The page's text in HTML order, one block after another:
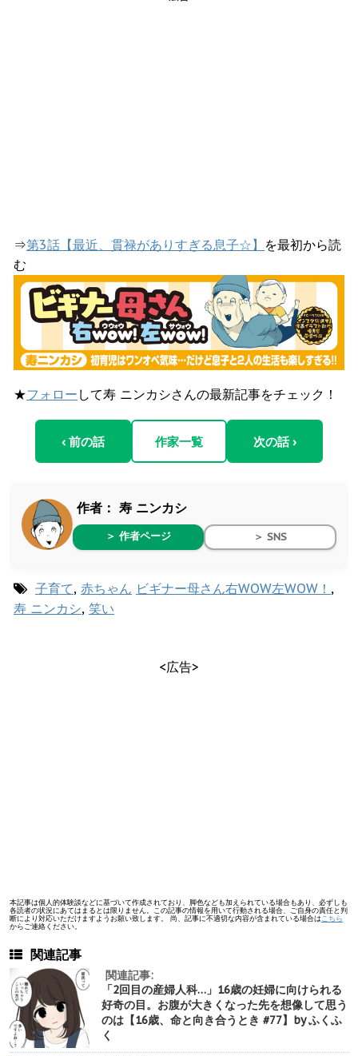
⇒第3話【最近、貫禄がありすぎる息子☆】 を最初から読
む
★フォロー して寿 ニンカシさんの最新記事をチェック！
‹ 前の話 作家一覧 次の話 ›
作者： 寿 ニンカシ
＞ 作者ページ ＞ SNS
子育て, 赤ちゃん ビギナー母さん右WOW左WOW！ ,
寿 ニンカシ, 笑い
<広告>
本記事は個人的体験談などに基づいて作成されており、脚色なども加えられている場合もあり、必ずしも
各読者の状況にあてはまるとは限りません。この記事の情報を用いて行動される場合、ご自身の責任と判
断により対応いただけますようお願い致します。 尚、記事に不適切な内容が含まれている場合はこちら
からご連絡ください。
関連記事
関連記事:
「2回目の産婦人科…」16歳の妊婦に向けられる
好奇の目。お腹が大きくなった先を想像して思う
のは【16歳、命と向き合うとき #77】by ふくふ
く